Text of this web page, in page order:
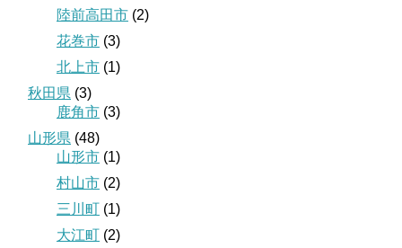
陸前高田市 (2)
花巻市 (3)
北上市 (1)
秋田県 (3)
鹿角市 (3)
山形県 (48)
山形市 (1)
村山市 (2)
三川町 (1)
大江町 (2)